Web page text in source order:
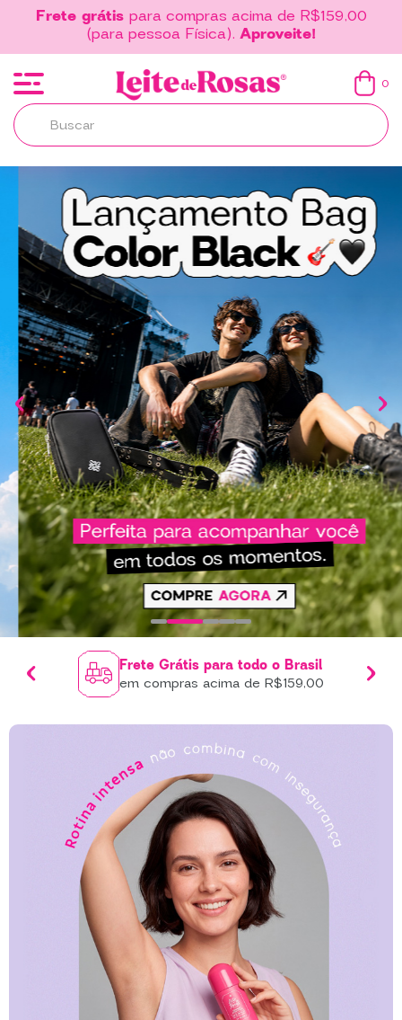
Frete grátispara compras acima de R$159,00
(para pessoa Física).Aproveite!
0
Frete Grátis para todo o Brasil
em compras acima de R$159,00